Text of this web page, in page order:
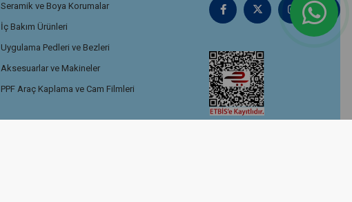
Seramik ve Boya Korumalar
İç Bakım Ürünleri
Uygulama Pedleri ve Bezleri
Aksesuarlar ve Makineler
PPF Araç Kaplama ve Cam Filmleri